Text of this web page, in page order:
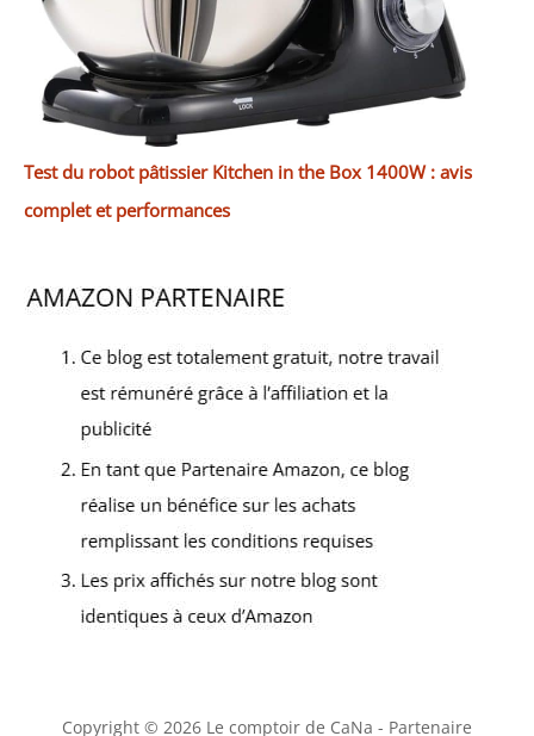
Test du robot pâtissier Kitchen in the Box 1400W : avis
complet et performances
Copyright © 2026 Le comptoir de CaNa - Partenaire